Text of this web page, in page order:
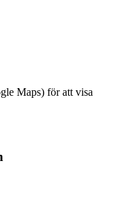
Maps) för att visa